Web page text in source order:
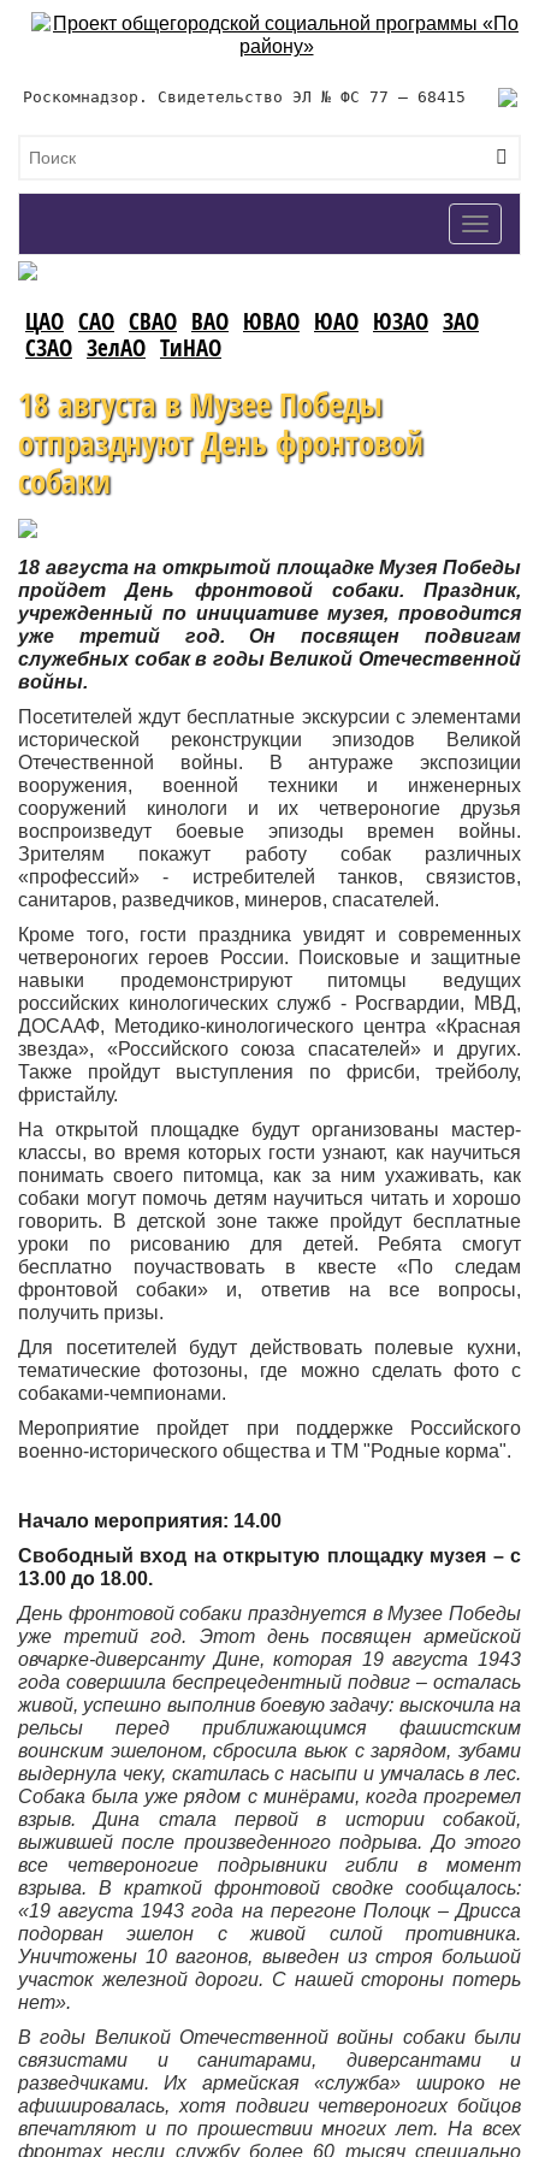
Роскомнадзор. Свидетельство ЭЛ № ФС 77 – 68415
Toggle
ЦАО САО СВАО ВАО ЮВАО ЮАО ЮЗАО ЗАО
СЗАО ЗелАО ТиНАО
18 августа в Музее Победы
отпразднуют День фронтовой
собаки
18 августа на открытой площадке Музея Победы
пройдет День фронтовой собаки. Праздник,
учрежденный по инициативе музея, проводится
уже третий год. Он посвящен подвигам
служебных собак в годы Великой Отечественной
войны.
Посетителей ждут бесплатные экскурсии с элементами
исторической реконструкции эпизодов Великой
Отечественной войны. В антураже экспозиции
вооружения, военной техники и инженерных
сооружений кинологи и их четвероногие друзья
воспроизведут боевые эпизоды времен войны.
Зрителям покажут работу собак различных
«профессий» - истребителей танков, связистов,
санитаров, разведчиков, минеров, спасателей.
Кроме того, гости праздника увидят и современных
четвероногих героев России. Поисковые и защитные
навыки продемонстрируют питомцы ведущих
российских кинологических служб - Росгвардии, МВД,
ДОСААФ, Методико-кинологического центра «Красная
звезда», «Российского союза спасателей» и других.
Также пройдут выступления по фрисби, трейболу,
фристайлу.
На открытой площадке будут организованы мастер-
классы, во время которых гости узнают, как научиться
понимать своего питомца, как за ним ухаживать, как
собаки могут помочь детям научиться читать и хорошо
говорить. В детской зоне также пройдут бесплатные
уроки по рисованию для детей. Ребята смогут
бесплатно поучаствовать в квесте «По следам
фронтовой собаки» и, ответив на все вопросы,
получить призы.
Для посетителей будут действовать полевые кухни,
тематические фотозоны, где можно сделать фото с
собаками-чемпионами.
Мероприятие пройдет при поддержке Российского
военно-исторического общества и ТМ "Родные корма".
Начало мероприятия: 14.00
Свободный вход на открытую площадку музея – с
13.00 до 18.00.
День фронтовой собаки празднуется в Музее Победы
уже третий год. Этот день посвящен армейской
овчарке-диверсанту Дине, которая 19 августа 1943
года совершила беспрецедентный подвиг – осталась
живой, успешно выполнив боевую задачу: выскочила на
рельсы перед приближающимся фашистским
воинским эшелоном, сбросила вьюк с зарядом, зубами
выдернула чеку, скатилась с насыпи и умчалась в лес.
Собака была уже рядом с минёрами, когда прогремел
взрыв. Дина стала первой в истории собакой,
выжившей после произведенного подрыва. До этого
все четвероногие подрывники гибли в момент
взрыва. В краткой фронтовой сводке сообщалось:
«19 августа 1943 года на перегоне Полоцк – Дрисса
подорван эшелон с живой силой противника.
Уничтожены 10 вагонов, выведен из строя большой
участок железной дороги. С нашей стороны потерь
нет».
В годы Великой Отечественной войны собаки были
связистами и санитарами, диверсантами и
разведчиками. Их армейская «служба» широко не
афишировалась, хотя подвиги четвероногих бойцов
впечатляют и по прошествии многих лет. На всех
фронтах несли службу более 60 тысяч специально